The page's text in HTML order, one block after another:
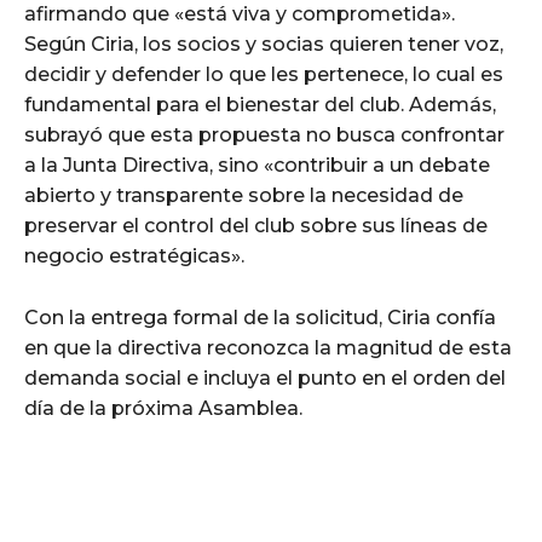
afirmando que «está viva y comprometida».
Según Ciria, los socios y socias quieren tener voz,
decidir y defender lo que les pertenece, lo cual es
fundamental para el bienestar del club. Además,
subrayó que esta propuesta no busca confrontar
a la Junta Directiva, sino «contribuir a un debate
abierto y transparente sobre la necesidad de
preservar el control del club sobre sus líneas de
negocio estratégicas».
Con la entrega formal de la solicitud, Ciria confía
en que la directiva reconozca la magnitud de esta
demanda social e incluya el punto en el orden del
día de la próxima Asamblea.